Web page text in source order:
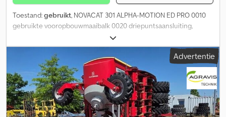
Toestand:gebruikt, NOVACAT 301 ALPHA-MOTION ED PRO 0010
gebruikte vooropbouwmaaibalk 0020 driepuntsaansluiting,
Djdpfeztg Sksx Ag Hock 0030 aftakas, 0040 zwadschijven,
Advertentie